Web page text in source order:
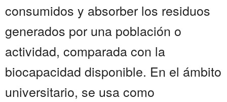
consumidos y absorber los residuos
generados por una población o
actividad, comparada con la
biocapacidad disponible. En el ámbito
universitario, se usa como